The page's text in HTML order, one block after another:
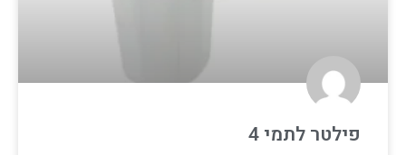
פילטר לתמי 4